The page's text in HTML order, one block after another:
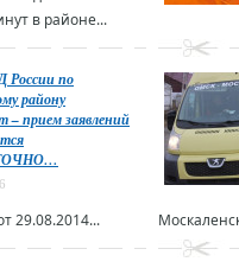
в районе...
по
району
– прием заявлений
29.08.2014...